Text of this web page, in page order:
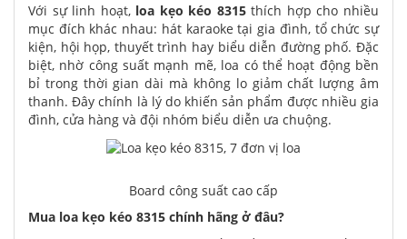
Với sự linh hoạt, loa kẹo kéo 8315thích hợp cho nhiều
mục đích khác nhau: hát karaoke tại gia đình, tổ chức sự
kiện, hội họp, thuyết trình hay biểu diễn đường phố. Đặc
biệt, nhờ công suất mạnh mẽ, loa có thể hoạt động bền
bỉ trong thời gian dài mà không lo giảm chất lượng âm
thanh. Đây chính là lý do khiến sản phẩm được nhiều gia
đình, cửa hàng và đội nhóm biểu diễn ưa chuộng.
Board công suất cao cấp
Mua loa kẹo kéo 8315 chính hãng ở đâu?